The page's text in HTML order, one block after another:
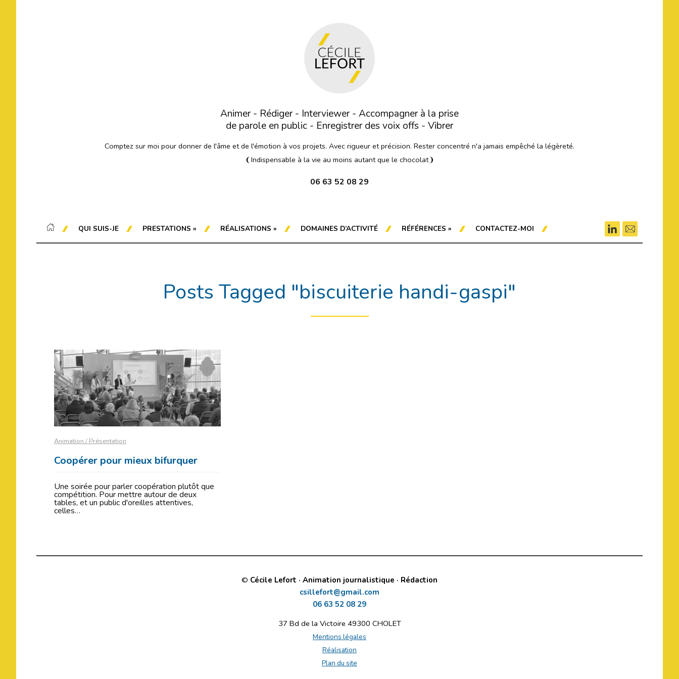
Animer - Rédiger - Interviewer - Accompagner à la prise
de parole en public - Enregistrer des voix offs - Vibrer
Comptez sur moi pour donner de l'âme et de l'émotion à vos projets. Avec rigueur et précision. Rester concentré n'a jamais empêché la légèreté.
❨Indispensable à la vie au moins autant que le chocolat❩
06 63 52 08 29
QUI SUIS-JE PRESTATIONS » RÉALISATIONS » DOMAINES D’ACTIVITÉ RÉFÉRENCES » CONTACTEZ-MOI
Posts Tagged "biscuiterie handi-gaspi"
Animation / Présentation
Coopérer pour mieux bifurquer
Une soirée pour parler coopération plutôt que
compétition. Pour mettre autour de deux
tables, et un public d'oreilles attentives,
celles…
© Cécile Lefort · Animation journalistique · Rédaction
csillefort@gmail.com
06 63 52 08 29
37 Bd de la Victoire 49300 CHOLET
Mentions légales
Réalisation
Plan du site